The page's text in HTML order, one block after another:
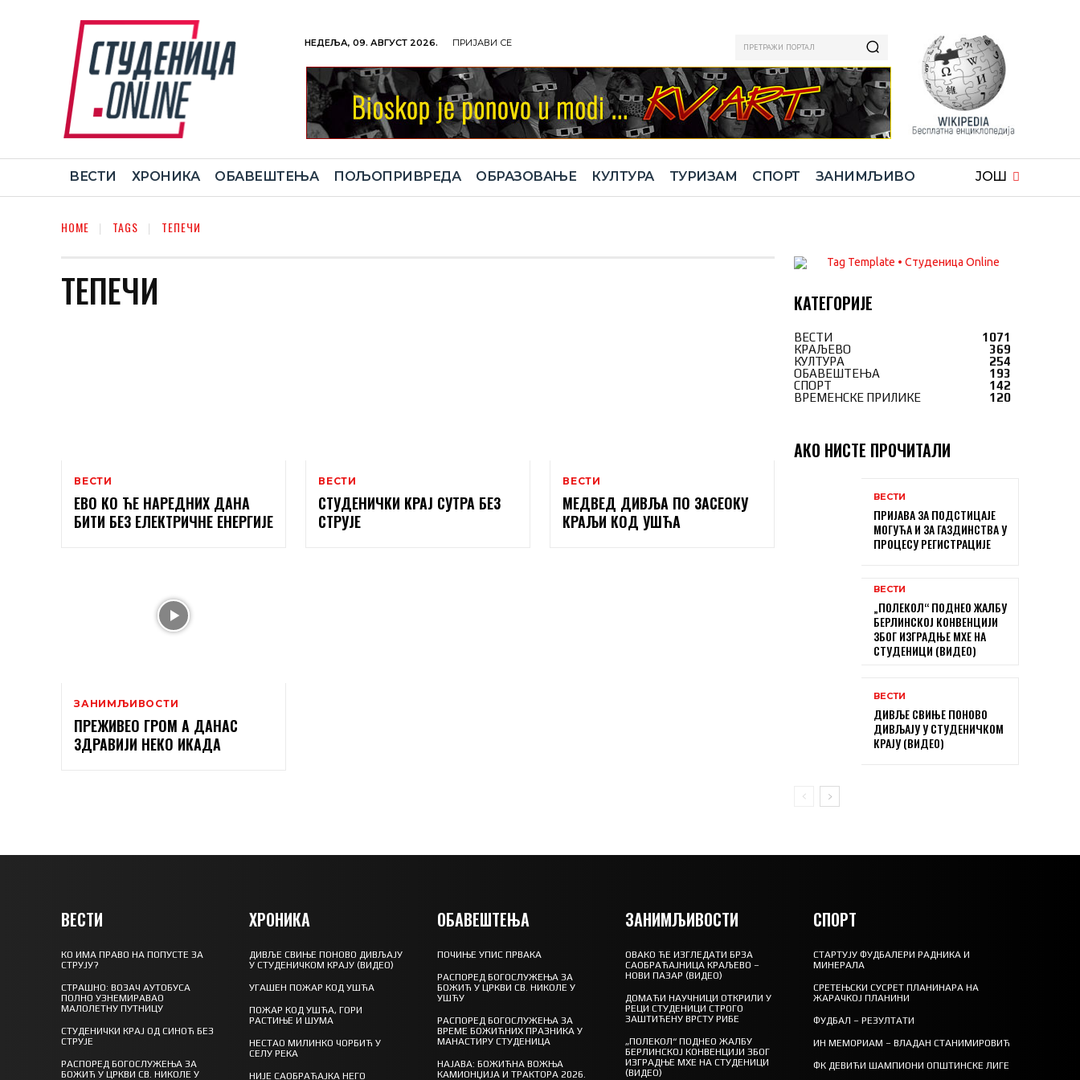
НЕДЕЉА, 09. АВГУСТ 2026. ПРИЈАВИ СЕ ПРЕТРАЖИ ПОРТАЛ
ВЕСТИ ХРОНИКА ОБАВЕШТЕЊА ПОЉОПРИВРЕДА ОБРАЗОВАЊЕ КУЛТУРА TУРИЗАМ СПОРТ ЗАНИМЉИВО ЈОШ
HOME TAGS ТЕПЕЧИ
ТЕПЕЧИ
ВЕСТИ
ЕВО КО ЋЕ НАРЕДНИХ ДАНА
БИТИ БЕЗ ЕЛЕКТРИЧНЕ ЕНЕРГИЈЕ
ВЕСТИ
СТУДЕНИЧКИ КРАЈ СУТРА БЕЗ
СТРУЈЕ
ВЕСТИ
МЕДВЕД ДИВЉА ПО ЗАСЕОКУ
КРАЉИ КОД УШЋА
ЗАНИМЉИВОСТИ
ПРЕЖИВЕО ГРОМ А ДАНАС
ЗДРАВИЈИ НЕКО ИКАДА
КАТЕГОРИЈЕ
ВЕСТИ
1071
КРАЉЕВО
369
КУЛТУРА
254
ОБАВЕШТЕЊА
193
СПОРТ
142
ВРЕМЕНСКЕ ПРИЛИКЕ
120
АКО НИСТЕ ПРОЧИТАЛИ
ВЕСТИ
ПРИЈАВА ЗА ПОДСТИЦАЈЕ
МОГУЋА И ЗА ГАЗДИНСТВА У
ПРОЦЕСУ РЕГИСТРАЦИЈЕ
ВЕСТИ
„ПОЛЕКОЛ“ ПОДНЕО ЖАЛБУ
БЕРЛИНСКОЈ КОНВЕНЦИЈИ
ЗБОГ ИЗГРАДЊЕ МХЕ НА
СТУДЕНИЦИ (ВИДЕО)
ВЕСТИ
ДИВЉЕ СВИЊЕ ПОНОВО
ДИВЉАЈУ У СТУДЕНИЧКОМ
КРАЈУ (ВИДЕО)
ВЕСТИ
КО ИМА ПРАВО НА ПОПУСТЕ ЗА
СТРУЈУ?
СТРАШНО: ВОЗАЧ АУТОБУСА
ПОЛНО УЗНЕМИРАВАО
МАЛОЛЕТНУ ПУТНИЦУ
СТУДЕНИЧКИ КРАЈ ОД СИНОЋ БЕЗ
СТРУЈЕ
РАСПОРЕД БОГОСЛУЖЕЊА ЗА
БОЖИЋ У ЦРКВИ СВ. НИКОЛЕ У
ХРОНИКА
ДИВЉЕ СВИЊЕ ПОНОВО ДИВЉАЈУ
У СТУДЕНИЧКОМ КРАЈУ (ВИДЕО)
УГАШЕН ПОЖАР КОД УШЋА
ПОЖАР КОД УШЋА, ГОРИ
РАСТИЊЕ И ШУМА
НЕСТАО МИЛИНКО ЧОРБИЋ У
СЕЛУ РЕКА
НИЈЕ САОБРАЋАЈКА НЕГО
ОБАВЕШТЕЊА
ПОЧИЊЕ УПИС ПРВАКА
РАСПОРЕД БОГОСЛУЖЕЊА ЗА
БОЖИЋ У ЦРКВИ СВ. НИКОЛЕ У
УШЋУ
РАСПОРЕД БОГОСЛУЖЕЊА ЗА
ВРЕМЕ БОЖИЋНИХ ПРАЗНИКА У
МАНАСТИРУ СТУДЕНИЦА
НАЈАВА: БОЖИЋНА ВОЖЊА
КАМИОНЏИЈА И ТРАКТОРА 2026.
ЗАНИМЉИВОСТИ
ОВАКО ЋЕ ИЗГЛЕДАТИ БРЗА
САОБРАЋАЈНИЦА КРАЉЕВО –
НОВИ ПАЗАР (ВИДЕО)
ДОМАЋИ НАУЧНИЦИ ОТКРИЛИ У
РЕЦИ СТУДЕНИЦИ СТРОГО
ЗАШТИЋЕНУ ВРСТУ РИБЕ
„ПОЛЕКОЛ“ ПОДНЕО ЖАЛБУ
БЕРЛИНСКОЈ КОНВЕНЦИЈИ ЗБОГ
ИЗГРАДЊЕ МХЕ НА СТУДЕНИЦИ
(ВИДЕО)
СПОРТ
СТАРТУЈУ ФУДБАЛЕРИ РАДНИКА И
МИНЕРАЛА
СРЕТЕЊСКИ СУСРЕТ ПЛАНИНАРА НА
ЖАРАЧКОЈ ПЛАНИНИ
ФУДБАЛ – РЕЗУЛТАТИ
ИН МЕМОРИАМ – ВЛАДАН СТАНИМИРОВИЋ
ФК ДЕВИЋИ ШАМПИОНИ ОПШТИНСКЕ ЛИГЕ